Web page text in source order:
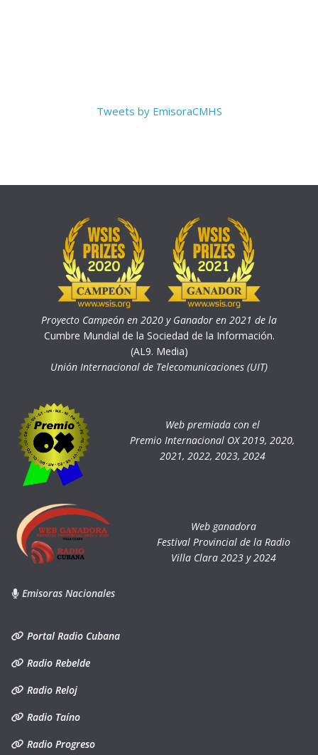
Tweets by EmisoraCMHS
Proyecto Campeón en 2020 y Ganador en 2021 de la
Cumbre Mundial de la Sociedad de la Información.
(AL9. Media)
Unión Internacional de Telecomunicaciones (UIT)
Web premiada con el
Premio Internacional OX 2019, 2020,
2021, 2022, 2023, 2024
Web ganadora
Festival Provincial de la Radio
Villa Clara 2023 y 2024
Emisoras Nacionales
Portal Radio Cubana
Radio Rebelde
Radio Reloj
Radio Taíno
Radio Progreso